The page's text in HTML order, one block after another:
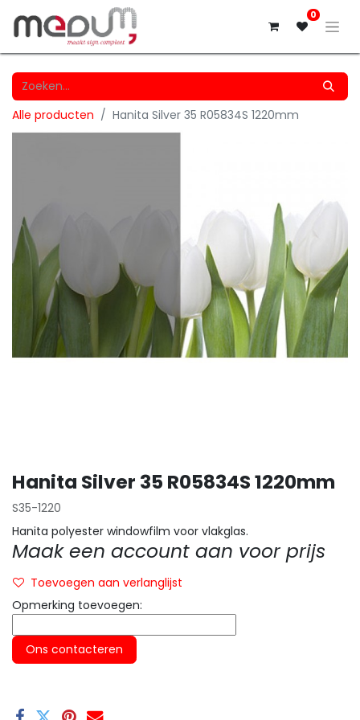
0
Alle producten Hanita Silver 35 R05834S 1220mm
Hanita Silver 35 R05834S 1220mm
S35-1220
Hanita polyester windowfilm voor vlakglas.
Maak een account aan voor prijs
Toevoegen aan verlanglijst
Opmerking toevoegen:
Ons contacteren